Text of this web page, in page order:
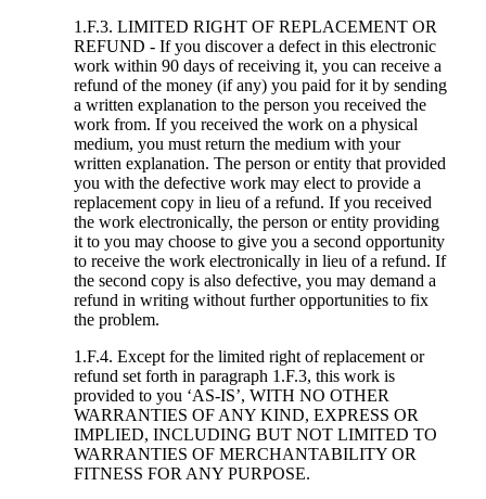
1.F.3. LIMITED RIGHT OF REPLACEMENT OR
REFUND - If you discover a defect in this electronic
work within 90 days of receiving it, you can receive a
refund of the money (if any) you paid for it by sending
a written explanation to the person you received the
work from. If you received the work on a physical
medium, you must return the medium with your
written explanation. The person or entity that provided
you with the defective work may elect to provide a
replacement copy in lieu of a refund. If you received
the work electronically, the person or entity providing
it to you may choose to give you a second opportunity
to receive the work electronically in lieu of a refund. If
the second copy is also defective, you may demand a
refund in writing without further opportunities to fix
the problem.
1.F.4. Except for the limited right of replacement or
refund set forth in paragraph 1.F.3, this work is
provided to you ‘AS-IS’, WITH NO OTHER
WARRANTIES OF ANY KIND, EXPRESS OR
IMPLIED, INCLUDING BUT NOT LIMITED TO
WARRANTIES OF MERCHANTABILITY OR
FITNESS FOR ANY PURPOSE.